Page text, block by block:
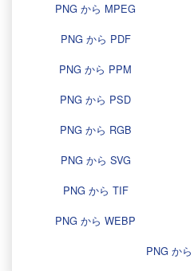
PNG から MPEG
PNG から PDF
PNG から PPM
PNG から PSD
PNG から RGB
PNG から SVG
PNG から TIF
PNG から WEBP
PNG か